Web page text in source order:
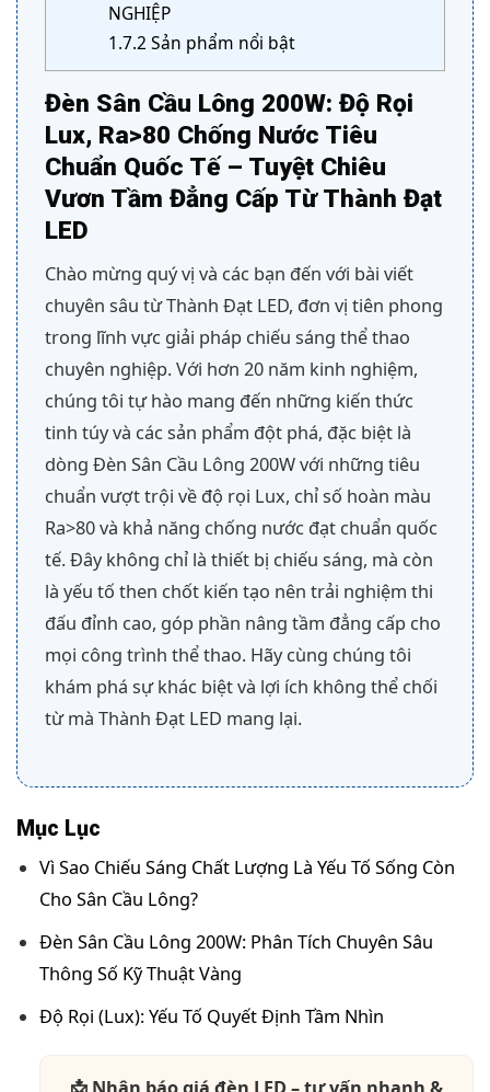
NGHIỆP
1.7.2 Sản phẩm nổi bật
Đèn Sân Cầu Lông 200W: Độ Rọi
Lux, Ra>80 Chống Nước Tiêu
Chuẩn Quốc Tế – Tuyệt Chiêu
Vươn Tầm Đẳng Cấp Từ Thành Đạt
LED
Chào mừng quý vị và các bạn đến với bài viết
chuyên sâu từ Thành Đạt LED, đơn vị tiên phong
trong lĩnh vực giải pháp chiếu sáng thể thao
chuyên nghiệp. Với hơn 20 năm kinh nghiệm,
chúng tôi tự hào mang đến những kiến thức
tinh túy và các sản phẩm đột phá, đặc biệt là
dòng Đèn Sân Cầu Lông 200W với những tiêu
chuẩn vượt trội về độ rọi Lux, chỉ số hoàn màu
Ra>80 và khả năng chống nước đạt chuẩn quốc
tế. Đây không chỉ là thiết bị chiếu sáng, mà còn
là yếu tố then chốt kiến tạo nên trải nghiệm thi
đấu đỉnh cao, góp phần nâng tầm đẳng cấp cho
mọi công trình thể thao. Hãy cùng chúng tôi
khám phá sự khác biệt và lợi ích không thể chối
từ mà Thành Đạt LED mang lại.
Mục Lục
Vì Sao Chiếu Sáng Chất Lượng Là Yếu Tố Sống Còn
Cho Sân Cầu Lông?
Đèn Sân Cầu Lông 200W: Phân Tích Chuyên Sâu
Thông Số Kỹ Thuật Vàng
Độ Rọi (Lux): Yếu Tố Quyết Định Tầm Nhìn